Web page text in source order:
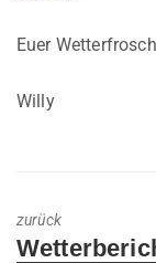
Euer Wetterfrosch
Willy
zurück
Previous